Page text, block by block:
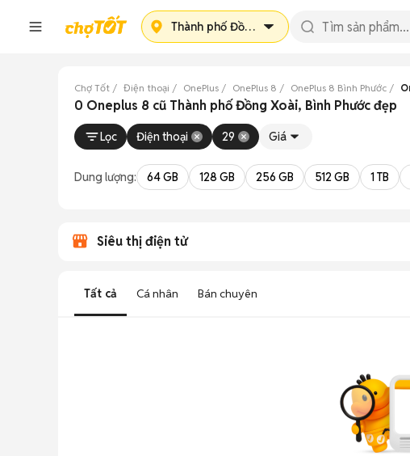
Thành phố Đồng Xoài
Chợ Tốt Điện thoại OnePlus OnePlus 8 OnePlus 8 Bình Phước
0 Oneplus 8 cũ Thành phố Đồng Xoài, Bình Phước đẹp
Lọc Điện thoại 29 Giá
Dung lượng: 64 GB 128 GB 256 GB 512 GB 1 TB
Siêu thị điện tử
Tất cả Cá nhân Bán chuyên